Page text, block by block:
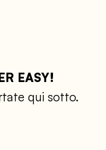
EASY!
qui sotto.